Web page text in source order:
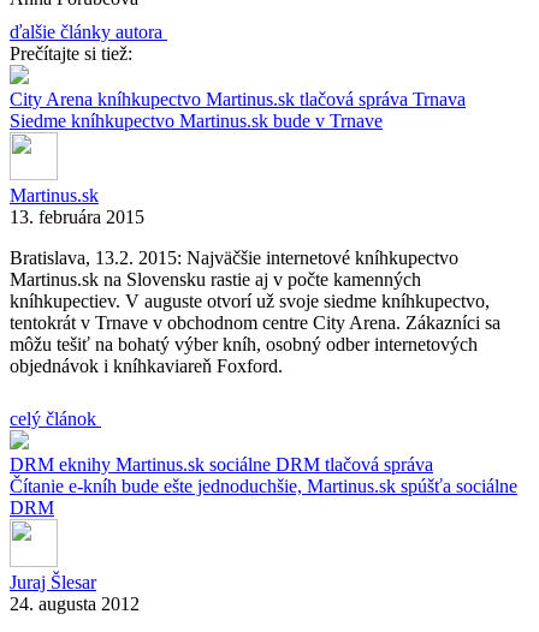
ďalšie články autora
Prečítajte si tiež:
City Arena kníhkupectvo Martinus.sk tlačová správa Trnava
Siedme kníhkupectvo Martinus.sk bude v Trnave
Martinus.sk
13. februára 2015
Bratislava, 13.2. 2015: Najväčšie internetové kníhkupectvo
Martinus.sk na Slovensku rastie aj v počte kamenných
kníhkupectiev. V auguste otvorí už svoje siedme kníhkupectvo,
tentokrát v Trnave v obchodnom centre City Arena. Zákazníci sa
môžu tešiť na bohatý výber kníh, osobný odber internetových
objednávok i kníhkaviareň Foxford.
celý článok
DRM eknihy Martinus.sk sociálne DRM tlačová správa
Čítanie e-kníh bude ešte jednoduchšie, Martinus.sk spúšťa sociálne
DRM
Juraj Šlesar
24. augusta 2012